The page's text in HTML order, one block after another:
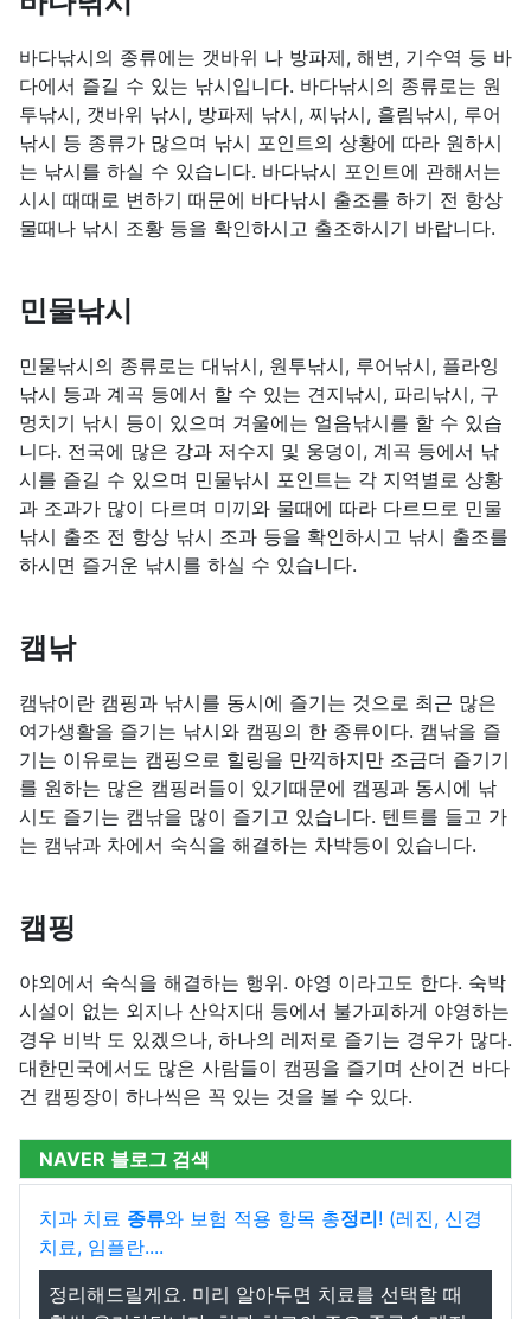
바다낚시의 종류에는 갯바위 나 방파제, 해변, 기수역 등 바
다에서 즐길 수 있는 낚시입니다. 바다낚시의 종류로는 원
투낚시, 갯바위 낚시, 방파제 낚시, 찌낚시, 흘림낚시, 루어
낚시 등 종류가 많으며 낚시 포인트의 상황에 따라 원하시
는 낚시를 하실 수 있습니다. 바다낚시 포인트에 관해서는
시시 때때로 변하기 때문에 바다낚시 출조를 하기 전 항상
물때나 낚시 조황 등을 확인하시고 출조하시기 바랍니다.
민물낚시
민물낚시의 종류로는 대낚시, 원투낚시, 루어낚시, 플라잉
낚시 등과 계곡 등에서 할 수 있는 견지낚시, 파리낚시, 구
멍치기 낚시 등이 있으며 겨울에는 얼음낚시를 할 수 있습
니다. 전국에 많은 강과 저수지 및 웅덩이, 계곡 등에서 낚
시를 즐길 수 있으며 민물낚시 포인트는 각 지역별로 상황
과 조과가 많이 다르며 미끼와 물때에 따라 다르므로 민물
낚시 출조 전 항상 낚시 조과 등을 확인하시고 낚시 출조를
하시면 즐거운 낚시를 하실 수 있습니다.
캠낚
캠낚이란 캠핑과 낚시를 동시에 즐기는 것으로 최근 많은
여가생활을 즐기는 낚시와 캠핑의 한 종류이다. 캠낚을 즐
기는 이유로는 캠핑으로 힐링을 만끽하지만 조금더 즐기기
를 원하는 많은 캠핑러들이 있기때문에 캠핑과 동시에 낚
시도 즐기는 캠낚을 많이 즐기고 있습니다. 텐트를 들고 가
는 캠낚과 차에서 숙식을 해결하는 차박등이 있습니다.
캠핑
야외에서 숙식을 해결하는 행위. 야영 이라고도 한다. 숙박
시설이 없는 외지나 산악지대 등에서 불가피하게 야영하는
경우 비박 도 있겠으나, 하나의 레저로 즐기는 경우가 많다.
대한민국에서도 많은 사람들이 캠핑을 즐기며 산이건 바다
건 캠핑장이 하나씩은 꼭 있는 것을 볼 수 있다.
NAVER 블로그 검색
치과 치료 종류와 보험 적용 항목 총정리! (레진, 신경
치료, 임플란....
정리해드릴게요. 미리 알아두면 치료를 선택할 때